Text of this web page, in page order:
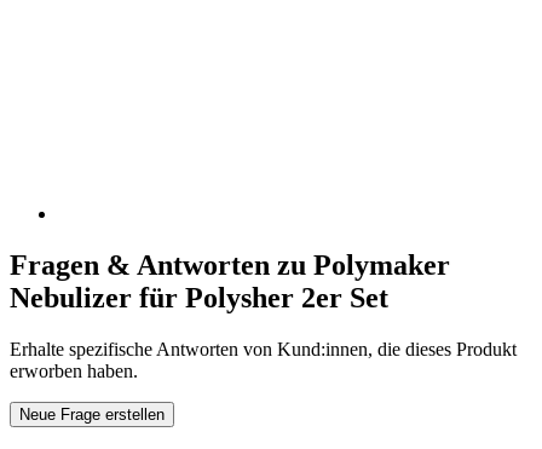
Fragen & Antworten zu Polymaker
Nebulizer für Polysher 2er Set
Erhalte spezifische Antworten von Kund:innen, die dieses Produkt
erworben haben.
Neue Frage erstellen